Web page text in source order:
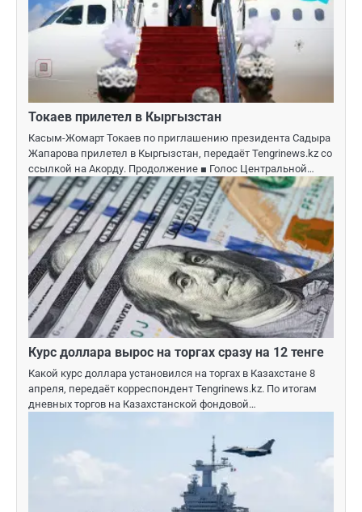
Токаев прилетел в Кыргызстан
Касым-Жомарт Токаев по приглашению президента Садыра
Жапарова прилетел в Кыргызстан, передаёт Tengrinews.kz со
ссылкой на Акорду. Продолжение ■ Голос Центральной…
Курс доллара вырос на торгах сразу на 12 тенге
Какой курс доллара установился на торгах в Казахстане 8
апреля, передаёт корреспондент Tengrinews.kz. По итогам
дневных торгов на Казахстанской фондовой…